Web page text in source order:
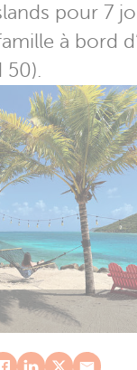
pour 7
à bord
50).